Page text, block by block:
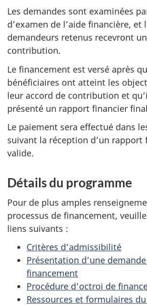
Les demandes sont examinées
d’examen de l’aide financière, et
demandeurs retenus recevront
contribution.
Le financement est versé après
bénéficiaires ont atteint les
leur accord de contribution et
présenté un rapport financier
Le paiement sera effectué dans
suivant la réception d’un rapport
valide.
Détails du programme
Pour de plus amples
processus de financement,
liens suivants :
Critères d’admissibilité
Présentation d’une
financement
Procédure d’octroi de
Ressources et formulaires du